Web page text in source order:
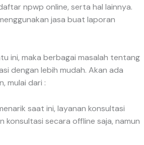
npwp online, serta hal lainnya.
jasa buat laporan
ini, maka berbagai masalah tentang
dengan lebih mudah. Akan ada
mulai dari :
saat ini, layanan konsultasi
secara offline saja, namun